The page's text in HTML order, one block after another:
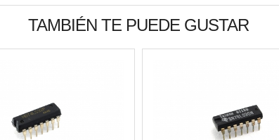
TAMBIÉN TE PUEDE GUSTAR